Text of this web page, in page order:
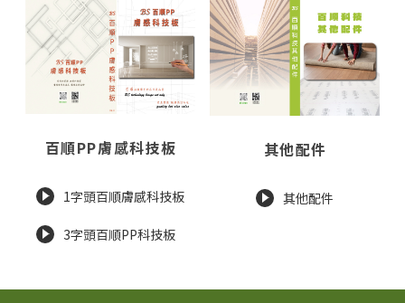
百順PP膚感科技板
1字頭百順膚感科技板
3字頭百順PP科技板
其他配件
其他配件